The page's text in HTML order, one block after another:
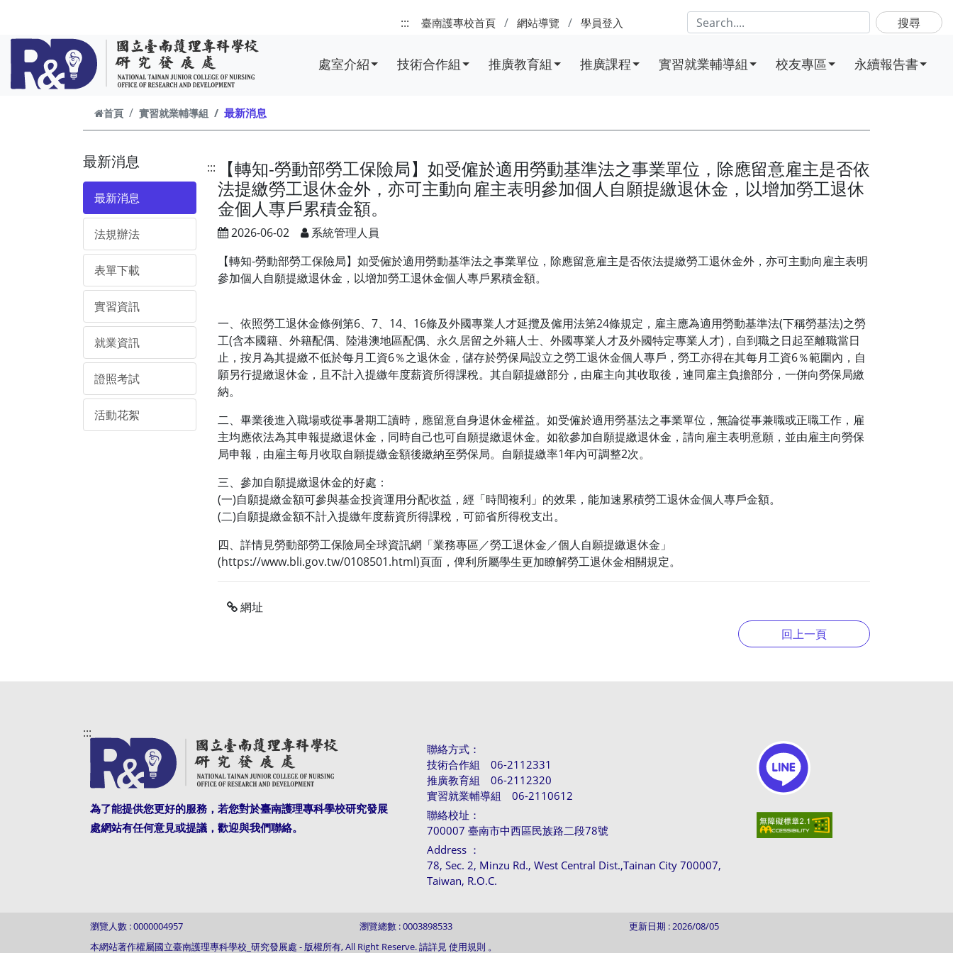
:::
臺南護專校首頁 網站導覽 學員登入 搜尋
處室介紹 技術合作組 推廣教育組 推廣課程 實習就業輔導組 校友專區 永續報告書
首頁 實習就業輔導組 最新消息
最新消息
最新消息
法規辦法
表單下載
實習資訊
就業資訊
證照考試
活動花絮
:::
【轉知-勞動部勞工保險局】如受僱於適用勞動基準法之事業單位，除應留意雇主是否依
法提繳勞工退休金外，亦可主動向雇主表明參加個人自願提繳退休金，以增加勞工退休
金個人專戶累積金額。
2026-06-02
系統管理人員
【轉知-勞動部勞工保險局】如受僱於適用勞動基準法之事業單位，除應留意雇主是否依法提繳勞工退休金外，亦可主動向雇主表明
參加個人自願提繳退休金，以增加勞工退休金個人專戶累積金額。
一、依照勞工退休金條例第6、7、14、16條及外國專業人才延攬及僱用法第24條規定，雇主應為適用勞動基準法(下稱勞基法)之勞
工(含本國籍、外籍配偶、陸港澳地區配偶、永久居留之外籍人士、外國專業人才及外國特定專業人才)，自到職之日起至離職當日
止，按月為其提繳不低於每月工資6％之退休金，儲存於勞保局設立之勞工退休金個人專戶，勞工亦得在其每月工資6％範圍內，自
願另行提繳退休金，且不計入提繳年度薪資所得課稅。其自願提繳部分，由雇主向其收取後，連同雇主負擔部分，一併向勞保局繳
納。
二、畢業後進入職場或從事暑期工讀時，應留意自身退休金權益。如受僱於適用勞基法之事業單位，無論從事兼職或正職工作，雇
主均應依法為其申報提繳退休金，同時自己也可自願提繳退休金。如欲參加自願提繳退休金，請向雇主表明意願，並由雇主向勞保
局申報，由雇主每月收取自願提繳金額後繳納至勞保局。自願提繳率1年內可調整2次。
三、參加自願提繳退休金的好處：
(一)自願提繳金額可參與基金投資運用分配收益，經「時間複利」的效果，能加速累積勞工退休金個人專戶金額。
(二)自願提繳金額不計入提繳年度薪資所得課稅，可節省所得稅支出。
四、詳情見勞動部勞工保險局全球資訊網「業務專區／勞工退休金／個人自願提繳退休金」
(https://www.bli.gov.tw/0108501.html)頁面，俾利所屬學生更加瞭解勞工退休金相關規定。
網址
:::
為了能提供您更好的服務，若您對於臺南護理專科學校研究發展
處網站有任何意見或提議，歡迎與我們聯絡。
聯絡方式：
技術合作組 06-2112331
推廣教育組 06-2112320
實習就業輔導組 06-2110612
聯絡校址：
700007 臺南市中西區民族路二段78號
Address ：
78, Sec. 2, Minzu Rd., West Central Dist.,Tainan City 700007,
Taiwan, R.O.C.
瀏覽人數 : 0000004957 瀏覽總數 : 0003898533
更新日期 : 2026/08/05
本網站著作權屬國立臺南護理專科學校_研究發展處 - 版權所有, All Right Reserve. 請詳見 使用規則 。